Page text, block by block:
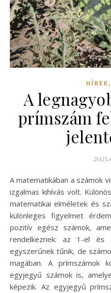
HÍREK,
A
prímszám
A matematikában a számok világának felfedezése mindig is
izgalmas kihívás volt.
matematikai elméletek és
különleges figyelmet
pozitív egész számok,
rendelkeznek: az 1-el és
egyszerűnek tűnik, de
magában. A prímszámok
egyjegyű számok is,
képezik. Az egyjegyű